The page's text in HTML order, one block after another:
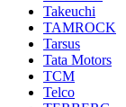
Takeuchi
TAMROCK
Tarsus
Tata Motors
TCM
Telco